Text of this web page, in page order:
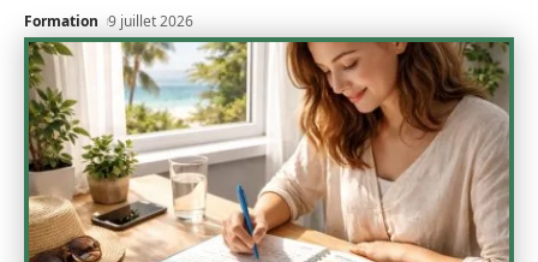
Formation 9 juillet 2026